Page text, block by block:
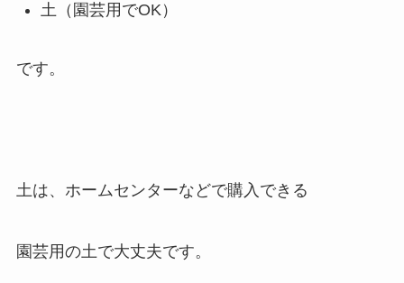
土（園芸用でOK）
です。
土は、ホームセンターなどで購入できる
園芸用の土で大丈夫です。